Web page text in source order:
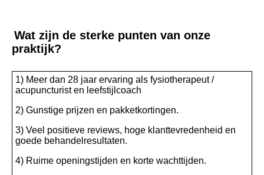
Wat zijn de sterke punten van onze
praktijk?
1) Meer dan 28 jaar ervaring als fysiotherapeut /
acupuncturist en leefstijlcoach
2) Gunstige prijzen en pakketkortingen.
3) Veel positieve reviews, hoge klanttevredenheid en
goede behandelresultaten.
4) Ruime openingstijden en korte wachttijden.